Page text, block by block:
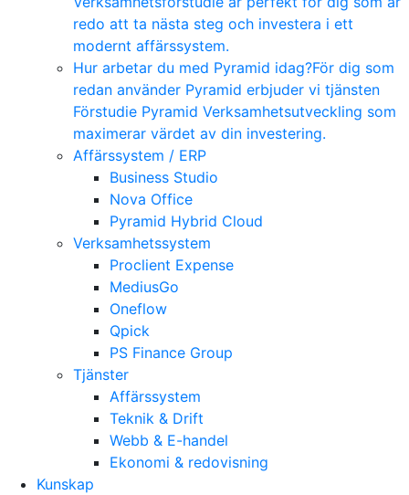
redo att ta nästa steg och investera i ett
modernt affärssystem.
Hur arbetar du med Pyramid idag?För dig som
redan använder Pyramid erbjuder vi tjänsten
Förstudie Pyramid Verksamhetsutveckling som
maximerar värdet av din investering.
Affärssystem / ERP
Business Studio
Nova Office
Pyramid Hybrid Cloud
Verksamhetssystem
Proclient Expense
MediusGo
Oneflow
Qpick
PS Finance Group
Tjänster
Affärssystem
Teknik & Drift
Webb & E-handel
Ekonomi & redovisning
Kunskap